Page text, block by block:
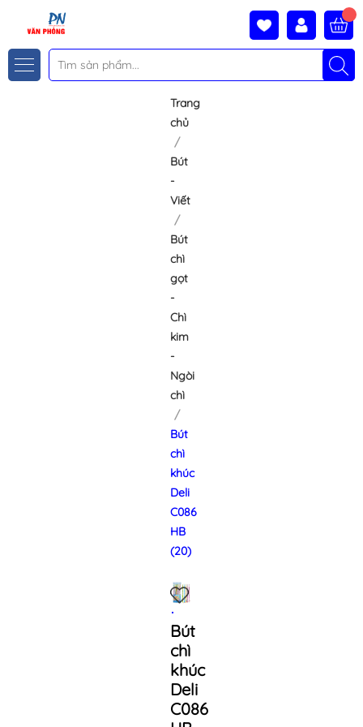
Trang
chủ
Bút
-
Viết
Bút
chì
gọt
-
Chì
kim
-
Ngòi
chì
Bút
chì
khúc
Deli
C086
HB
(20)
Bút
chì
khúc
Deli
C086